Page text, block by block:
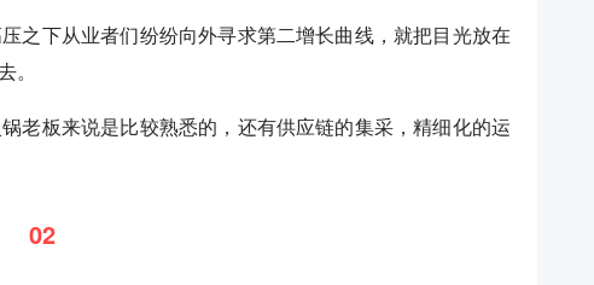
之下从业者们纷纷向外寻求第二增长曲线，就把目光放在
老板来说是比较熟悉的，还有供应链的集采，精细化的运
02